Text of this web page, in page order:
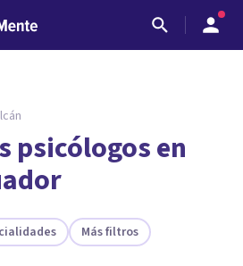
para encontrar el
preguntas y te ofreceremos
psicólogos en
Más filtros